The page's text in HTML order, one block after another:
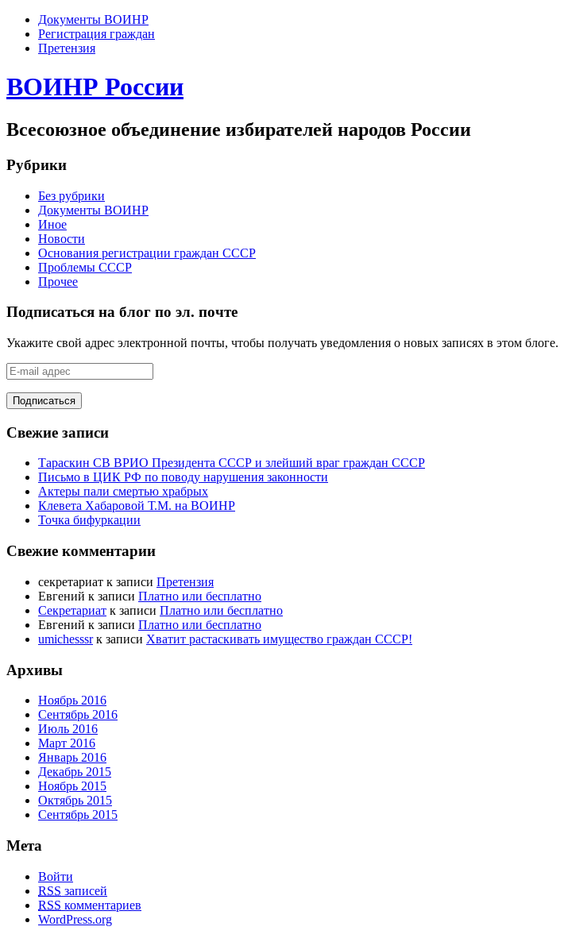
Документы ВОИНР
Регистрация граждан
Претензия
ВОИНР России
Всесоюзное объединение избирателей народов России
Рубрики
Без рубрики
Документы ВОИНР
Иное
Новости
Основания регистрации граждан СССР
Проблемы СССР
Прочее
Подписаться на блог по эл. почте
Укажите свой адрес электронной почты, чтобы получать уведомления о новых записях в этом блоге.
E-
mail
адрес
Свежие записи
Тараскин СВ ВРИО Президента СССР и злейший враг граждан СССР
Письмо в ЦИК РФ по поводу нарушения законности
Актеры пали смертью храбрых
Клевета Хабаровой Т.М. на ВОИНР
Точка бифуркации
Свежие комментарии
секретариат к записи Претензия
Евгений к записи Платно или бесплатно
Секретариат к записи Платно или бесплатно
Евгений к записи Платно или бесплатно
umichesssrк записи Хватит растаскивать имущество граждан СССР!
Архивы
Ноябрь 2016
Сентябрь 2016
Июль 2016
Март 2016
Январь 2016
Декабрь 2015
Ноябрь 2015
Октябрь 2015
Сентябрь 2015
Мета
Войти
RSS записей
RSS комментариев
WordPress.org